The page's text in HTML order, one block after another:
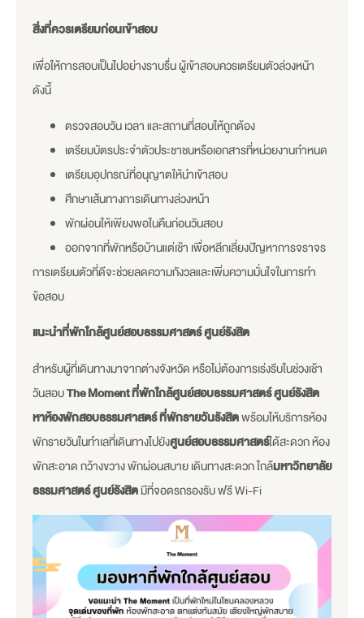
สิ่งที่ควรเตรียมก่อนเข้าสอบ
เพื่อให้การสอบเป็นไปอย่างราบรื่น ผู้เข้าสอบควรเตรียมตัวล่วงหน้า
ดังนี้
ตรวจสอบวัน เวลา และสถานที่สอบให้ถูกต้อง
เตรียมบัตรประจำตัวประชาชนหรือเอกสารที่หน่วยงานกำหนด
เตรียมอุปกรณ์ที่อนุญาตให้นำเข้าสอบ
ศึกษาเส้นทางการเดินทางล่วงหน้า
พักผ่อนให้เพียงพอในคืนก่อนวันสอบ
ออกจากที่พักหรือบ้านแต่เช้า เพื่อหลีกเลี่ยงปัญหาการจราจร
การเตรียมตัวที่ดีจะช่วยลดความกังวลและเพิ่มความมั่นใจในการทำ
ข้อสอบ
แนะนำที่พักใกล้ศูนย์สอบธรรมศาสตร์ ศูนย์รังสิต
สำหรับผู้ที่เดินทางมาจากต่างจังหวัด หรือไม่ต้องการเร่งรีบในช่วงเช้า
วันสอบThe Momentที่พักใกล้ศูนย์สอบธรรมศาสตร์ ศูนย์รังสิต
หาห้องพักสอบธรรมศาสตร์ ที่พักรายวันรังสิตพร้อมให้บริการห้อง
พักรายวันในทำเลที่เดินทางไปยังศูนย์สอบธรรมศาสตร์ได้สะดวก ห้อง
พักสะอาด กว้างขวาง พักผ่อนสบาย เดินทางสะดวก ใกล้มหาวิทยาลัย
ธรรมศาสตร์ ศูนย์รังสิตมีที่จอดรถรองรับ ฟรี Wi-Fi